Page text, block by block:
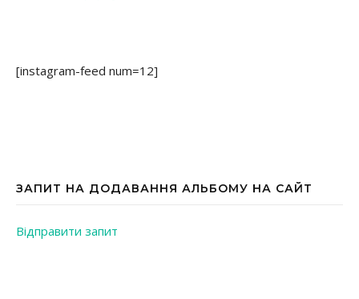
[instagram-feed num=12]
ЗАПИТ НА ДОДАВАННЯ АЛЬБОМУ НА САЙТ
Відправити запит